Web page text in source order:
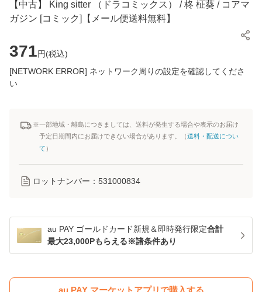
【中古】 King sitter （ドラコミックス） / 柊 柾葵 / コアマ
ガジン [コミック]【メール便送料無料】
371円(税込)
[NETWORK ERROR] ネットワーク周りの設定を確認してくださ
い
※一部地域・離島につきましては、送料が発生する場合や表示のお届け
予定日期間内にお届けできない場合があります。（送料・配送につい
て ）
ロットナンバー： 531000834
au PAY ゴールドカード新規＆即時発行限定合計
最大23,000Pもらえる※諸条件あり
au PAY マーケットアプリで購入する